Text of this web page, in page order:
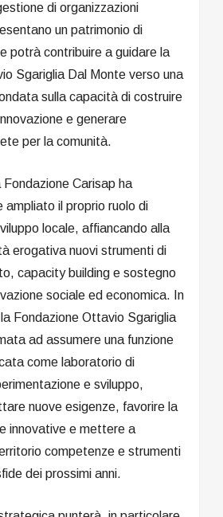
di organizzazioni
un patrimonio di
potrà contribuire a guidare la
Sgariglia Dal Monte verso una
sulla capacità di costruire
e generare
per la comunità.
Fondazione Carisap ha
ampliato il proprio ruolo di
locale, affiancando alla
erogativa nuovi strumenti di
capacity building e sostegno
sociale ed economica. In
Fondazione Ottavio Sgariglia
ad assumere una funzione
come laboratorio di
e sviluppo,
nuove esigenze, favorire la
innovative e mettere a
competenze e strumenti
dei prossimi anni.